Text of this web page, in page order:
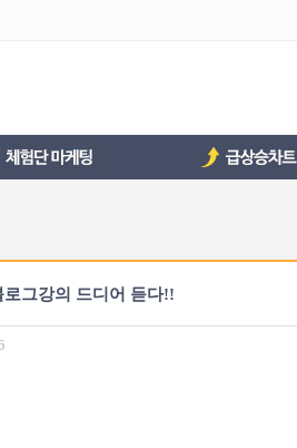
그강의 드디어 듣다!!